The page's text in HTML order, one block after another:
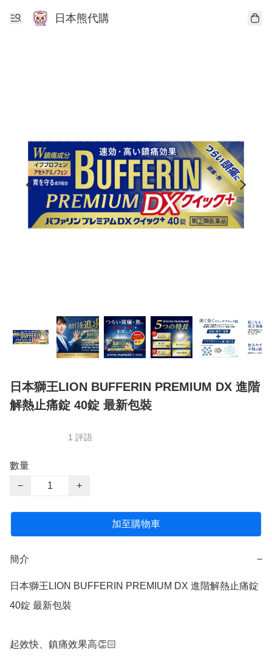
日本熊代購
日本獅王LION BUFFERIN PREMIUM DX 進階
解熱止痛錠 40錠 最新包裝
1 評語
數量
−
+
加至購物車
簡介 −
日本獅王LION BUFFERIN PREMIUM DX 進階解熱止痛錠
40錠 最新包裝
起效快、鎮痛效果高👏🏻